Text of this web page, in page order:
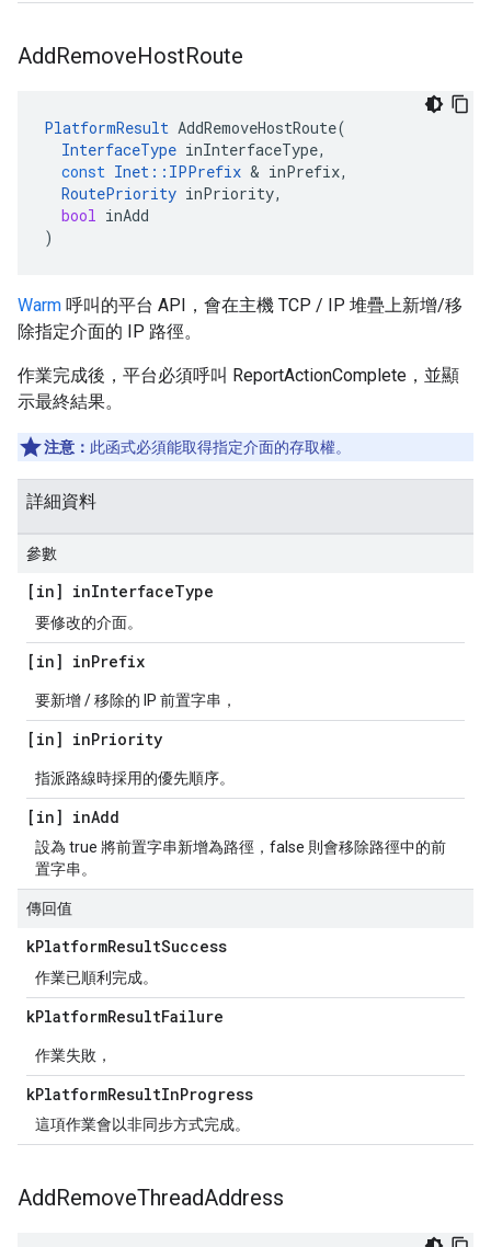
AddRemoveHostRoute
PlatformResult AddRemoveHostRoute(
InterfaceType inInterfaceType,
const Inet :: IPPrefix & inPrefix,
RoutePriority inPriority,
bool inAdd
)
Warm 呼叫的平台 API，會在主機 TCP / IP 堆疊上新增/移
除指定介面的 IP 路徑。
作業完成後，平台必須呼叫 ReportActionComplete，並顯
示最終結果。
注意： 此函式必須能取得指定介面的存取權。
詳細資料
參數
[in] inInterfaceType
要修改的介面。
[in] inPrefix
要新增 / 移除的 IP 前置字串，
[in] inPriority
指派路線時採用的優先順序。
[in] inAdd
設為 true 將前置字串新增為路徑，false 則會移除路徑中的前
置字串。
傳回值
kPlatformResultSuccess
作業已順利完成。
kPlatformResultFailure
作業失敗，
kPlatformResultInProgress
這項作業會以非同步方式完成。
AddRemoveThreadAddress